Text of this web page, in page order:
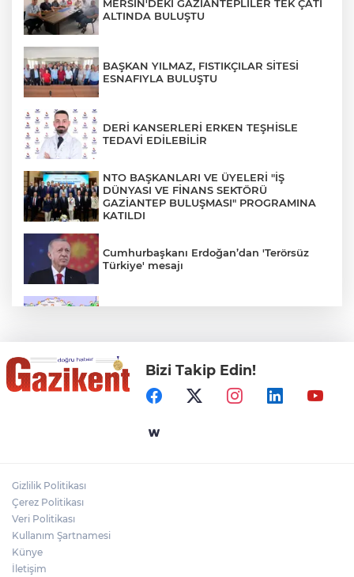
MERSİN'DEKİ GAZİANTEPLİLER TEK ÇATI
ALTINDA BULUŞTU
BAŞKAN YILMAZ, FISTIKÇILAR SİTESİ
ESNAFIYLA BULUŞTU
DERİ KANSERLERİ ERKEN TEŞHİSLE
TEDAVİ EDİLEBİLİR
NTO BAŞKANLARI VE ÜYELERİ "İŞ
DÜNYASI VE FİNANS SEKTÖRÜ
GAZİANTEP BULUŞMASI" PROGRAMINA
KATILDI
Cumhurbaşkanı Erdoğan’dan 'Terörsüz
Türkiye' mesajı
Gaziantep Üniversitesi Elektrik-Elektronik
Mühendisliği: Teknolojinin ve Enerjinin
Geleceğine Yön Veren Eğitim
"BEBEĞİ TÜM GECE AYNI BEZLE
Bizi Takip Edin!
Gizlilik Politikası
Çerez Politikası
Veri Politikası
Kullanım Şartnamesi
Künye
İletişim